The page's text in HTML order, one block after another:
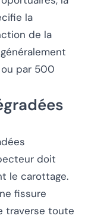
la
de la
par 500
doit
le carottage.
fissure
traverse toute